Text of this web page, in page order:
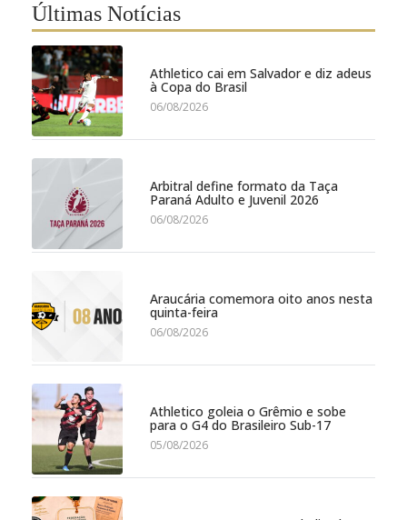
Últimas Notícias
Athletico cai em Salvador e diz adeus
à Copa do Brasil
06/08/2026
Arbitral define formato da Taça
Paraná Adulto e Juvenil 2026
06/08/2026
Araucária comemora oito anos nesta
quinta-feira
06/08/2026
Athletico goleia o Grêmio e sobe
para o G4 do Brasileiro Sub-17
05/08/2026